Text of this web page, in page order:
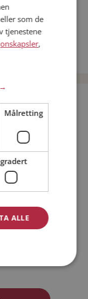
,Luzenir,Trude
Kvinne
som de
tjenestene
,
Målretting
ALLE